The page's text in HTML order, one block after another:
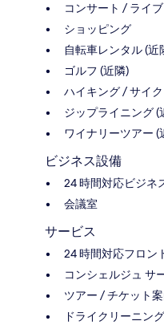
コンサート / ライ
ショッピング
自転車レンタル (近
ゴルフ (近隣)
ハイキング / サイ
ジップライニング (
ワイナリーツアー (
ビジネス設備
24 時間対応ビジネ
会議室
サービス
24 時間対応フロン
コンシェルジュ サ
ツアー / チケット
ドライクリーニン